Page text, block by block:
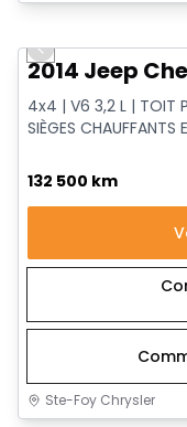
Previous slide
2014 Jeep
4x4 | V6 3,2 L | TOIT
SIÈGES CHAUFFANTS
132 500 km
Ste-Foy Chrysler